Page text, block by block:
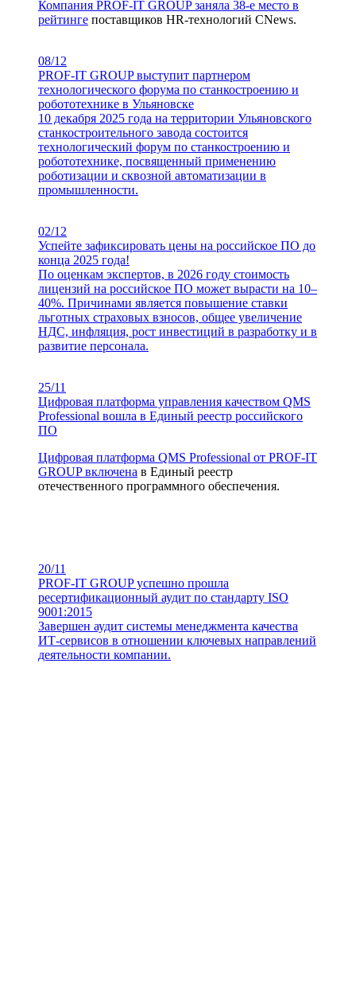
Компания PROF-IT GROUP заняла 38-е место в
рейтинге поставщиков HR-технологий CNews.
08/12
PROF-IT GROUP выступит партнером
технологического форума по станкостроению и
робототехнике в Ульяновске
10 декабря 2025 года на территории Ульяновского
станкостроительного завода состоится
технологический форум по станкостроению и
робототехнике, посвященный применению
роботизации и сквозной автоматизации в
промышленности.
02/12
Успейте зафиксировать цены на российское ПО до
конца 2025 года!
По оценкам экспертов, в 2026 году стоимость
лицензий на российское ПО может вырасти на 10–
40%. Причинами является повышение ставки
льготных страховых взносов, общее увеличение
НДС, инфляция, рост инвестиций в разработку и в
развитие персонала.
25/11
Цифровая платформа управления качеством QMS
Professional вошла в Единый реестр российского
ПО
Цифровая платформа QMS Professional от PROF-IT
GROUPвключена в Единый реестр
отечественного программного обеспечения.
20/11
PROF-IT GROUP успешно прошла
ресертификационный аудит по стандарту ISO
9001:2015
Завершен аудит системы менеджмента качества
ИТ-сервисов в отношении ключевых направлений
деятельности компании.